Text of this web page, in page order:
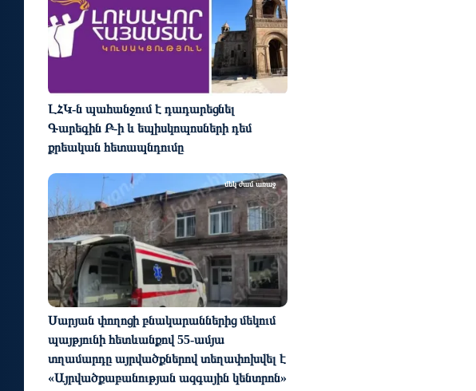
ԼՀԿ-ն պահանջում է դադարեցնել
Գարեգին Բ-ի և եպիսկոպոսների դեմ
քրեական հետապնդումը
Սարյան փողոցի բնակարաններից մեկում
պայթյունի հետևանքով 55-ամյա
տղամարդը այրվածքներով տեղափոխվել է
«Այրվածքաբանության ազգային կենտրոն»
մեկ ժամ առաջ